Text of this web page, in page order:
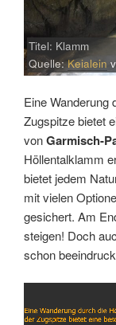
Titel: Klamm
Quelle:Keialein
Eine Wanderung
Zugspitze bietet
vonGarmisch-
Höllentalklamm
bietet jedem
mit vielen
gesichert. Am
steigen! Doch
schon